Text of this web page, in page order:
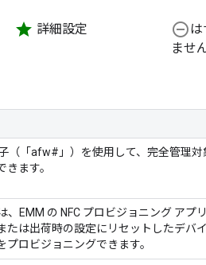
star 詳細設定 remove_circle_outlineは
ませ
（「afw#」）を使用して、完全管理
きます。
、EMM の NFC プロビジョニング アプ
たは出荷時の設定にリセットしたデバ
プロビジョニングできます。